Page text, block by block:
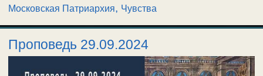
Московская Патриархия, Чувства
Проповедь 29.09.2024